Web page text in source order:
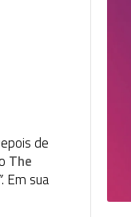
de
The
. Em sua